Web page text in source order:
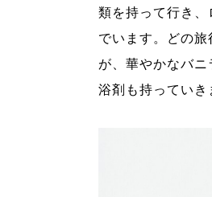
類を持って行き
でいます。どの
が、華やかなバ
浴剤も持っていき